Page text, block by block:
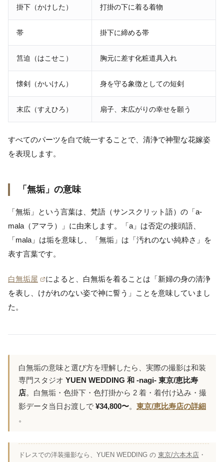
掛下（かけした） 打掛の下に着る着物
帯 掛下に締める帯
筥迫（はこせこ） 胸元に差す化粧道具入れ
懐剣（かいけん） 身を守る象徴としての短剣
末広（すえひろ） 扇子、末広がりの幸せを願う
すべてのパーツを白で統一することで、清浄で神聖な花嫁姿
を表現します。
「無垢」の意味
「無垢」という言葉は、梵語（サンスクリット語）の「a-
mala（アマラ）」に由来します。「a」は否定の接頭語、
「mala」は垢を意味し、「無垢」は「汚れのない純粋さ」を
表す言葉です。
白無垢屋
によると、白無垢を着ることは「新婦の身の清浄
を表し、けがれのない姿で神に誓う」ことを意味していまし
た。
白無垢の意味と選び方を理解したら、実際の撮影は和装
専門スタジオ YUEN WEDDING 和 -nagi- 東京/恵比寿
店。白無垢・色掛下・色打掛から 2 着・着付け込み・撮
影データ当日お渡しで ¥34,800〜。 東京/恵比寿店の詳細
。
ドレスでの洋装撮影なら、YUEN WEDDING の 東京/六本木店 ・